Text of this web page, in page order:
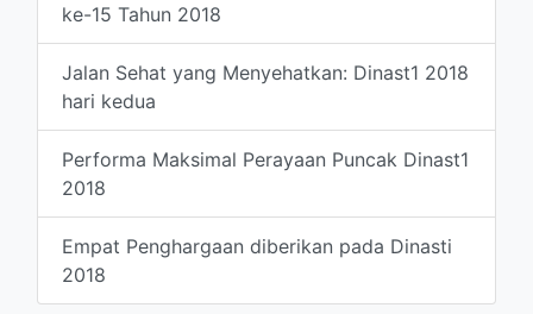
ke-15 Tahun 2018
Jalan Sehat yang Menyehatkan: Dinast1 2018
hari kedua
Performa Maksimal Perayaan Puncak Dinast1
2018
Empat Penghargaan diberikan pada Dinasti
2018